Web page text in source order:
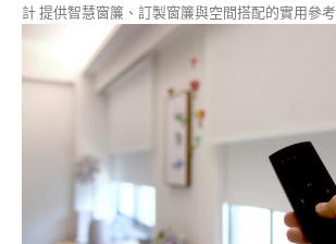
計 提供智慧窗簾、訂製窗簾與空間搭配的實用參考